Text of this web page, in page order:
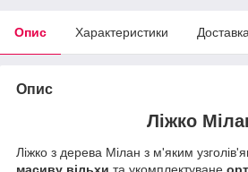
Опис Характеристики Доставка
Опис
Ліжко
Ліжко з дерева Мілан з м'яким